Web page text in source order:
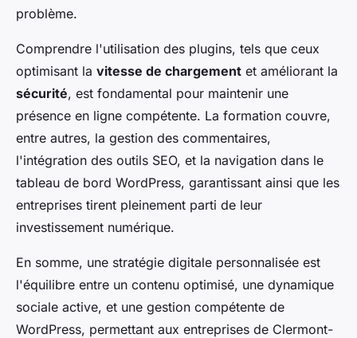
problème.
Comprendre l'utilisation des plugins, tels que ceux
optimisant la vitesse de chargement et améliorant la
sécurité, est fondamental pour maintenir une
présence en ligne compétente. La formation couvre,
entre autres, la gestion des commentaires,
l'intégration des outils SEO, et la navigation dans le
tableau de bord WordPress, garantissant ainsi que les
entreprises tirent pleinement parti de leur
investissement numérique.
En somme, une stratégie digitale personnalisée est
l'équilibre entre un contenu optimisé, une dynamique
sociale active, et une gestion compétente de
WordPress, permettant aux entreprises de Clermont-